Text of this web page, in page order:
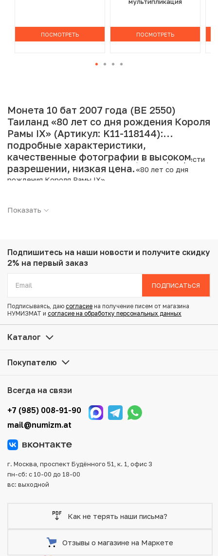
ПОСМОТРЕТЬ ПОСМОТРЕТЬ
Монета 10 бат 2007 года (BE 2550)
Таиланд «80 лет со дня рождения Короля
Рамы IX» (Артикул: K11-118144):
подробные характеристики,
качественные фотографии в высоком
разрешении, низкая цена.
Интернет магазин «Нумизмат» предлагает приобрести
10 бат 2007 года (BE 2550) Таиланд «80 лет со дня
рождения Короля Рамы IX».
Металл: Биметалл
Вес: 8.5 г
Состояние: UNC
Купить 10 бат 2007 года (BE 2550) Таиланд «80 лет со
дня рождения Короля Рамы IX» по привлекательной
представленные в каталоге, находятся в наличии на
Мы доставим Ваш заказ в любой регион России, кроме
того, возможен самовывоз товара из офиса магазина.
Для вашего удобства представлены несколько способов
оплаты и доставки заказа. Все отправления надежно и
повреждения во время доставки.
Показать
Подпишитесь на наши новости и получите скидку
2% на первый заказ
ПОДПИСАТЬСЯ
Подписываясь, даю согласие на получение писем от магазина
НУМИЗМАТ и согласие на обработку персональных данных
Каталог
Покупателю
Всегда на связи
+7 (985) 008-91-90
mail@numizm.at
г. Москва, проспект Будённого 51, к. 1, офис 3
пн-сб: с 10-00 до 18-00
вс: выходной
Как не терять наши письма?
Отзывы о магазине на Маркете